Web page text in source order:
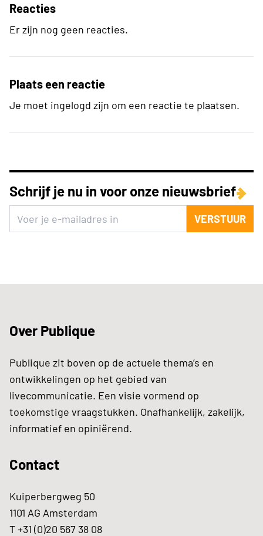
Reacties
Er zijn nog geen reacties.
Plaats een reactie
Je moet ingelogd zijn om een reactie te plaatsen.
Schrijf je nu in voor onze nieuwsbrief
VERSTUUR
Over Publique
Publique zit boven op de actuele thema’s en
ontwikkelingen op het gebied van
livecommunicatie. Een visie vormend op
toekomstige vraagstukken. Onafhankelijk, zakelijk,
informatief en opiniërend.
Contact
Kuiperbergweg 50
1101 AG Amsterdam
T +31 (0)20 567 38 08